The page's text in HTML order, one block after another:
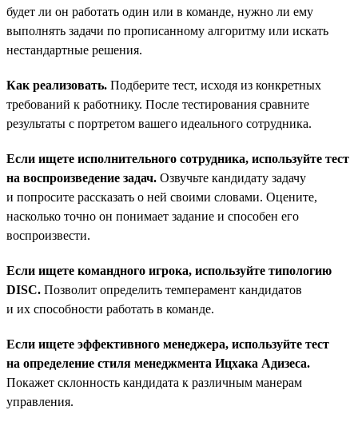
будет ли он работать один или в команде, нужно ли ему
выполнять задачи по прописанному алгоритму или искать
нестандартные решения.
Как реализовать. Подберите тест, исходя из конкретных
требований к работнику. После тестирования сравните
результаты с портретом вашего идеального сотрудника.
Если ищете исполнительного сотрудника, используйте тест
на воспроизведение задач. Озвучьте кандидату задачу
и попросите рассказать о ней своими словами. Оцените,
насколько точно он понимает задание и способен его
воспроизвести.
Если ищете командного игрока, используйте типологию
DISC. Позволит определить темперамент кандидатов
и их способности работать в команде.
Если ищете эффективного менеджера, используйте тест
на определение стиля менеджмента Ицхака Адизеса.
Покажет склонность кандидата к различным манерам
управления.